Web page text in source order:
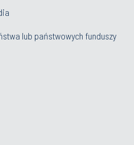
lub państwowych funduszy